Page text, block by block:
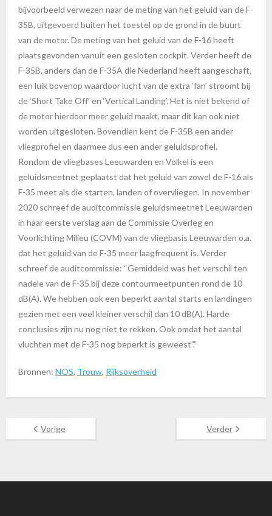
bijvoorbeeld verwezen naar de meting van het geluid van de F-
35B, uitgevoerd buiten het toestel op de grond in de buurt
van de motor. De meting van het geluid van de F-16 heeft
plaatsgevonden vanuit een gesloten cockpit. Verder heeft de
F-35B, anders dan de F-35A die Nederland heeft aangeschaft,
een luik bovenop waardoor lucht van de extra ‘fan’ stroomt bij
de ‘Short Take Off’ en ‘Vertical Landing’. Het is niet bekend of
de motor hierdoor meer geluid maakt, maar dit kan ook niet
worden uitgesloten. Bovendien kent de F-35B een ander
vliegprofiel en daarmee dus een ander geluidsprofiel.
Rondom de vliegbases Leeuwarden en Volkel is een
geluidsmeetnet geplaatst dat het geluid van zowel de F-16 als
F-35 meet als die starten, landen of overvliegen. In november
2020 schreef de auditcommissie geluidsmeetnet Leeuwarden
in haar eerste verslag aan de Commissie Overleg en
Voorlichting Milieu (COVM) van de vliegbasis Leeuwarden o.a.
dat het geluid van de F-35 meer laagfrequent is. Verder
schreef de auditcommissie: “Gemiddeld was het verschil ten
nadele van de F-35 bij deze contourmeetpunten rond de 10
dB(A). We hebben ook een beperkt aantal starts en landingen
gezien met een veel kleiner verschil dan 10 dB(A). Harde
conclusies zijn nu nog niet te rekken. Ook omdat het aantal
vluchten met de F-35 nog beperkt is geweest”.”
Bronnen: NOS, Trouw, Rijksoverheid
Vorige Verder